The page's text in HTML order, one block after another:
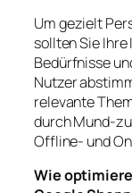
Um gezielt
sollten Sie Ihre
Bedürfnisse
Nutzer
relevante
durch Mund-
Offline- und
Wie